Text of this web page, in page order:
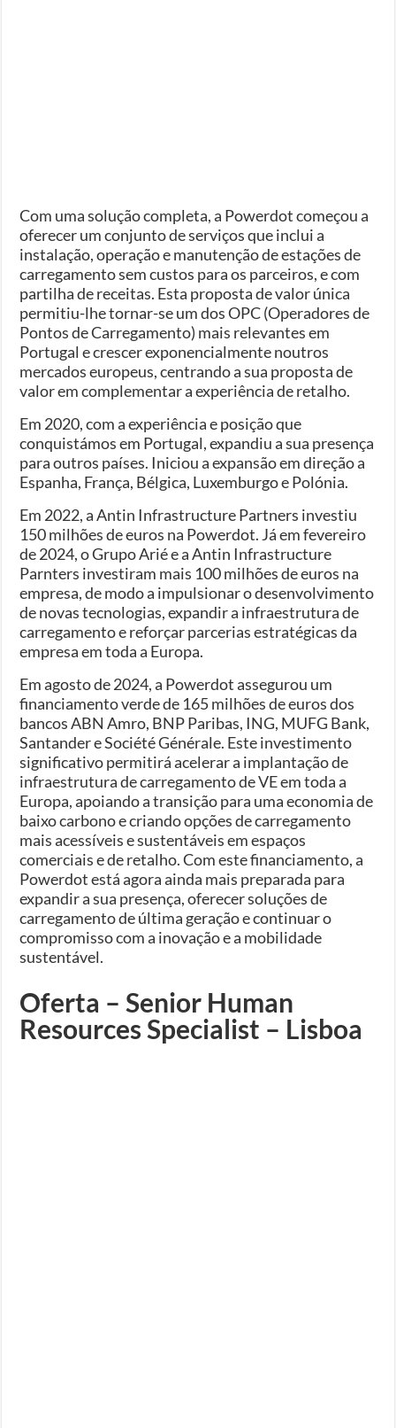
Com uma solução completa, a Powerdot começou a
oferecer um conjunto de serviços que inclui a
instalação, operação e manutenção de estações de
carregamento sem custos para os parceiros, e com
partilha de receitas. Esta proposta de valor única
permitiu-lhe tornar-se um dos OPC (Operadores de
Pontos de Carregamento) mais relevantes em
Portugal e crescer exponencialmente noutros
mercados europeus, centrando a sua proposta de
valor em complementar a experiência de retalho.
Em 2020, com a experiência e posição que
conquistámos em Portugal, expandiu a sua presença
para outros países. Iniciou a expansão em direção a
Espanha, França, Bélgica, Luxemburgo e Polónia.
Em 2022, a Antin Infrastructure Partners investiu
150 milhões de euros na Powerdot. Já em fevereiro
de 2024, o Grupo Arié e a Antin Infrastructure
Parnters investiram mais 100 milhões de euros na
empresa, de modo a impulsionar o desenvolvimento
de novas tecnologias, expandir a infraestrutura de
carregamento e reforçar parcerias estratégicas da
empresa em toda a Europa.
Em agosto de 2024, a Powerdot assegurou um
financiamento verde de 165 milhões de euros dos
bancos ABN Amro, BNP Paribas, ING, MUFG Bank,
Santander e Société Générale. Este investimento
significativo permitirá acelerar a implantação de
infraestrutura de carregamento de VE em toda a
Europa, apoiando a transição para uma economia de
baixo carbono e criando opções de carregamento
mais acessíveis e sustentáveis em espaços
comerciais e de retalho. Com este financiamento, a
Powerdot está agora ainda mais preparada para
expandir a sua presença, oferecer soluções de
carregamento de última geração e continuar o
compromisso com a inovação e a mobilidade
sustentável.
Oferta – Senior Human
Resources Specialist – Lisboa